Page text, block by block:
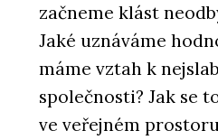
začneme klást
Jaké uznáváme
máme vztah k
společnosti? Jak se
ve veřejném